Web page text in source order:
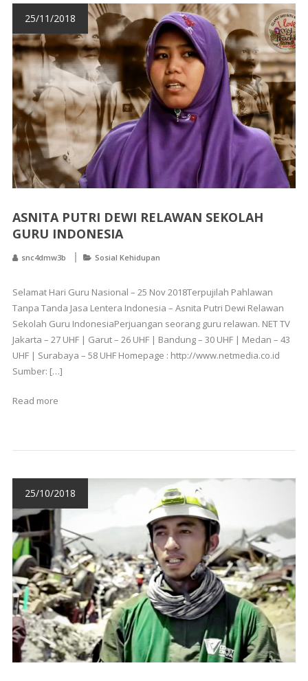
25/11/2018
ASNITA PUTRI DEWI RELAWAN SEKOLAH
GURU INDONESIA
snc4dmw3b Sosial Kehidupan
Selamat Hari Guru Nasional – 25 Nov 2018Terpujilah Pahlawan
Tanpa Tanda Jasa Lentera Indonesia – Asnita Putri Dewi Relawan
Sekolah Guru IndonesiaPerjuangan seorang guru relawan. NET TV
Jakarta – 27 UHF | Garut – 26 UHF | Bandung – 30 UHF | Medan – 43
UHF | Surabaya – 58 UHF Homepage : http://www.netmedia.co.id
Sumber: […]
Read more
25/10/2018